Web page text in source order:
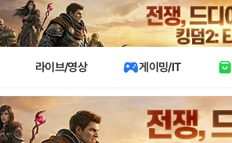
라이브/영상 게이밍/IT